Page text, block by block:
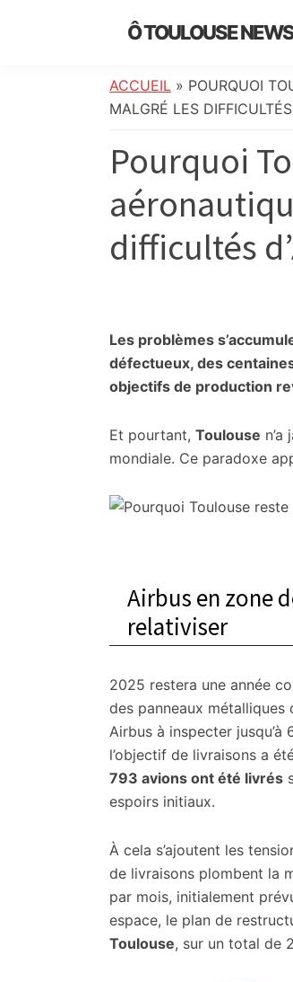
Ô TOULOUSE
de
l’actualité
info
locale,
société,
culture,
politique,
divers
et
initiatives
ACCUEIL » POURQUOI
MALGRÉ LES DIFFICULTÉS
Pourquoi
difficultés
Les problèmes
défectueux, des
objectifs de production
Et pourtant, Toulouse
mondiale. Ce paradoxe
Airbus en zone
relativiser
2025 restera une année
des panneaux métalliques
Airbus à inspecter jusqu’à
l’objectif de livraisons a
793 avions ont été livrés
espoirs initiaux.
À cela s’ajoutent les
de livraisons plombent la
par mois, initialement
espace, le plan de
Toulouse, sur un total de